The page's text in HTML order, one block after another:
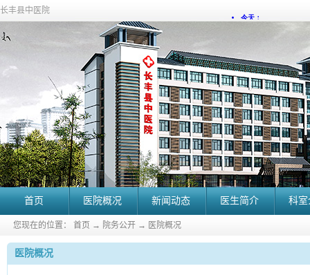
长丰县中医院
首页 医院概况 新闻动态 医生简介 科
您现在的位置： 首页 → 院务公开 → 医院概况
医院概况